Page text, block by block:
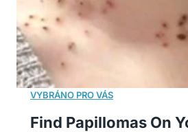
Find Papillomas On